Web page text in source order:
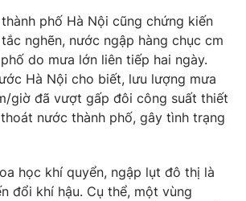
024-7300.7108
phố Hà Nội cũng chứng kiến
nghẽn, nước ngập hàng chục cm
do mưa lớn liên tiếp hai ngày.
Hà Nội cho biết, lưu lượng mưa
giờ đã vượt gấp đôi công suất thiết
nước thành phố, gây tình trạng
học khí quyển, ngập lụt đô thị là
đổi khí hậu. Cụ thể, một vùng